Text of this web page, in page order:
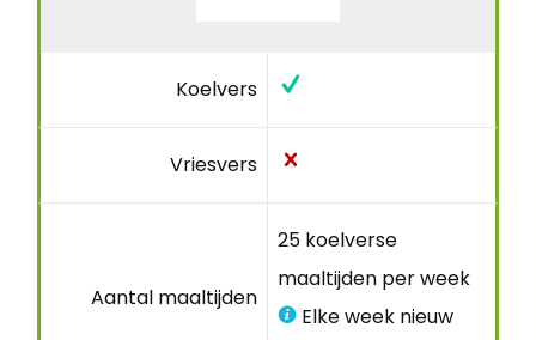
Koelvers
Vriesvers
Aantal maaltijden
25 koelverse
maaltijden per week
Elke week nieuw